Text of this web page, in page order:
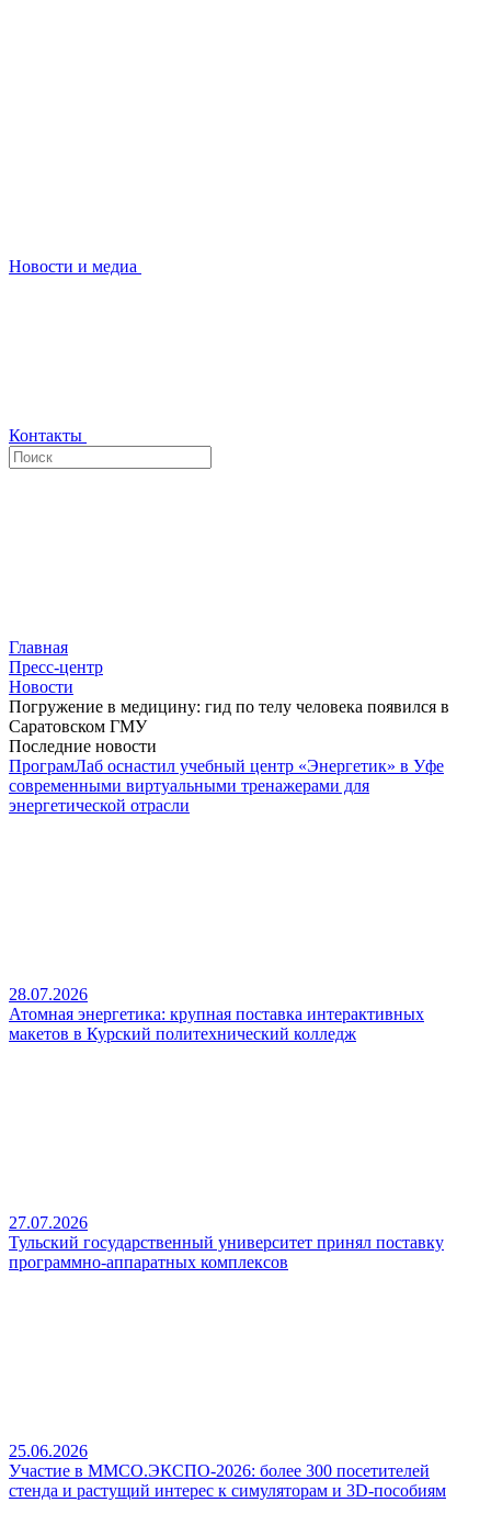
Новости и медиа
Контакты
Главная
Пресс-центр
Новости
Погружение в медицину: гид по телу человека появился в
Саратовском ГМУ
Последние новости
ПрограмЛаб оснастил учебный центр «Энергетик» в Уфе
современными виртуальными тренажерами для
энергетической отрасли
28.07.2026
Атомная энергетика: крупная поставка интерактивных
макетов в Курский политехнический колледж
27.07.2026
Тульский государственный университет принял поставку
программно-аппаратных комплексов
25.06.2026
Участие в ММСО.ЭКСПО-2026: более 300 посетителей
стенда и растущий интерес к симуляторам и 3D-пособиям